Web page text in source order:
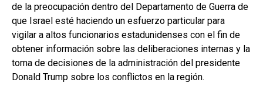
de la preocupación dentro del Departamento de Guerra de
que Israel esté haciendo un esfuerzo particular para
vigilar a altos funcionarios estadunidenses con el fin de
obtener información sobre las deliberaciones internas y la
toma de decisiones de la administración del presidente
Donald Trump sobre los conflictos en la región.